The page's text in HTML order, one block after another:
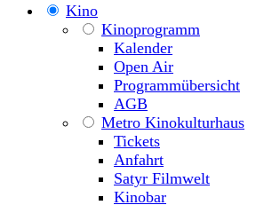
Kino
Kinoprogramm
Kalender
Open Air
Programmübersicht
AGB
Metro Kinokulturhaus
Tickets
Anfahrt
Satyr Filmwelt
Kinobar